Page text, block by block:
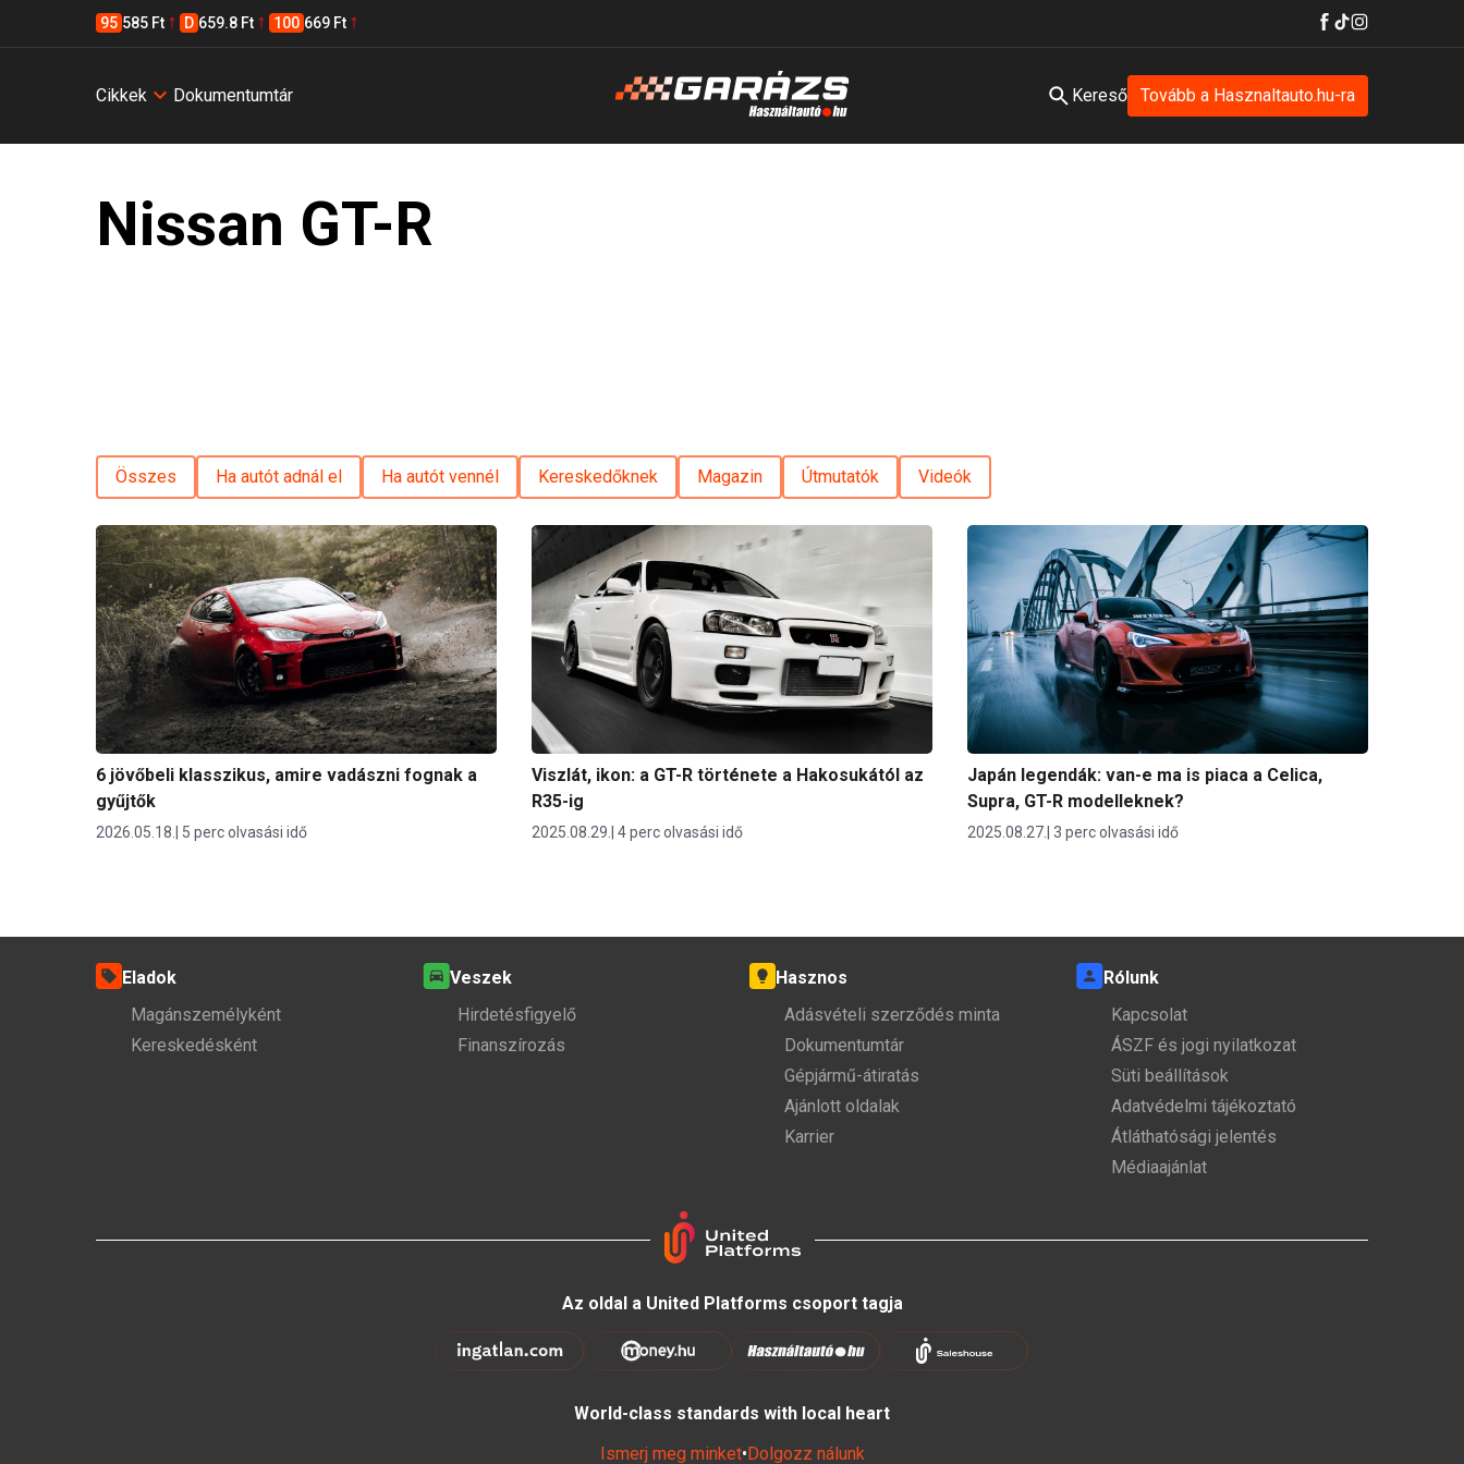
95 585 Ft D 659.8 Ft 100 669 Ft
Cikkek Dokumentumtár Kereső Tovább a Hasznaltauto.hu-ra
Nissan GT-R
Összes Ha autót adnál el Ha autót vennél Kereskedőknek Magazin Útmutatók Videók
6 jövőbeli klasszikus, amire vadászni fognak a
gyűjtők
2026.05.18. 5 perc olvasási idő
Viszlát, ikon: a GT-R története a Hakosukától az
R35-ig
2025.08.29. 4 perc olvasási idő
Japán legendák: van-e ma is piaca a Celica,
Supra, GT-R modelleknek?
2025.08.27. 3 perc olvasási idő
Eladok
Magánszemélyként
Kereskedésként
Veszek
Hirdetésfigyelő
Finanszírozás
Hasznos
Adásvételi szerződés minta
Dokumentumtár
Gépjármű-átiratás
Ajánlott oldalak
Karrier
Rólunk
Kapcsolat
ÁSZF és jogi nyilatkozat
Süti beállítások
Adatvédelmi tájékoztató
Átláthatósági jelentés
Médiaajánlat
Az oldal a United Platforms csoport tagja
World-class standards with local heart
Ismerj meg minket• Dolgozz nálunk